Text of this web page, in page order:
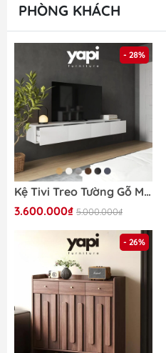
PHÒNG KHÁCH
- 28%
Kệ Tivi Treo Tường Gỗ MDF Chống Ẩm 4 Cánh Mở Hiện Đại 200cmx40cmx28cm Yapi-915
3.600.000₫ 5.000.000₫
- 26%